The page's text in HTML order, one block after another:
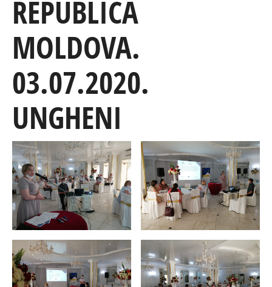
REPUBLICA
MOLDOVA.
03.07.2020.
UNGHENI